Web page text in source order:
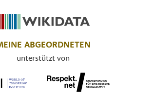
ABGEORDNETEN
unterstützt von